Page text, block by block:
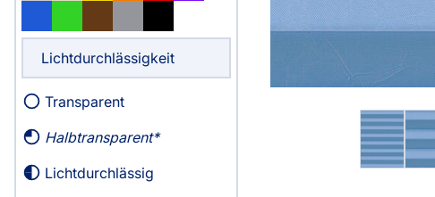
Fertiggrössen
Zubehör
Raffrollo
Alle Raffrollos
Massanfertigung
Fertiggrössen
Massanfertigung
Fertiggrössen
Zubehör
Zubehör
Alle Vorhangstangen
Fertiggrössen
Fliegengitter
Lichtdurchlässigkeit
Transparent
Halbtransparent
Lichtdurchlässig